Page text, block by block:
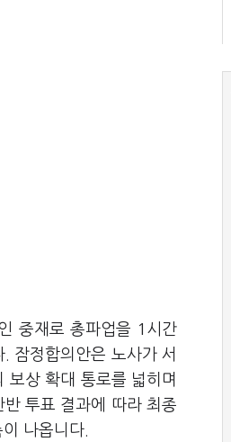
중재로 총파업을 1 시간
. 잠정합의안은 노사가 서
보상 확대 통로를 넓히며
투표 결과에 따라 최종
나옵니다